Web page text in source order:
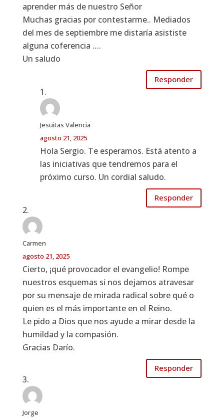
aprender más de nuestro Señor
Muchas gracias por contestarme.. Mediados
del mes de septiembre me distaría asististe
alguna coferencia ….
Un saludo
Responder
Jesuitas Valencia
agosto 21, 2025
Hola Sergio. Te esperamos. Está atento a
las iniciativas que tendremos para el
próximo curso. Un cordial saludo.
Responder
Carmen
agosto 21, 2025
Cierto, ¡qué provocador el evangelio! Rompe
nuestros esquemas si nos dejamos atravesar
por su mensaje de mirada radical sobre qué o
quien es el más importante en el Reino.
Le pido a Dios que nos ayude a mirar desde la
humildad y la compasión.
Gracias Darío.
Responder
Jorge